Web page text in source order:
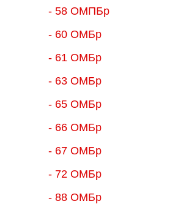
- 58 ОМПБр
- 60 ОМБр
- 61 ОМБр
- 63 ОМБр
- 65 ОМБр
- 66 ОМБр
- 67 ОМБр
- 72 ОМБр
- 88 ОМБр